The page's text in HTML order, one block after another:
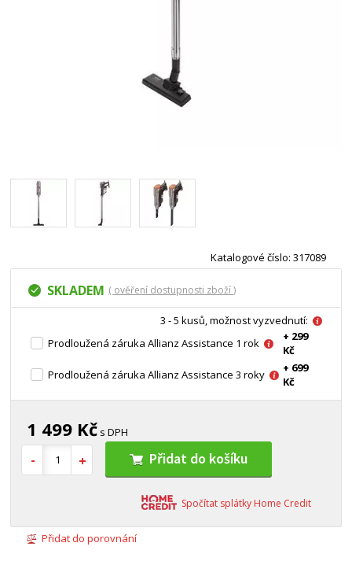
Katalogové číslo: 317089
SKLADEM ( ověření dostupnosti zboží )
3 - 5 kusů, možnost vyzvednutí:
Prodloužená záruka Allianz Assistance 1 rok
+ 299
Kč
Prodloužená záruka Allianz Assistance 3 roky
+ 699
Kč
1 499 Kč s DPH
Přidat do košíku
Spočítat splátky Home Credit
Přidat do porovnání